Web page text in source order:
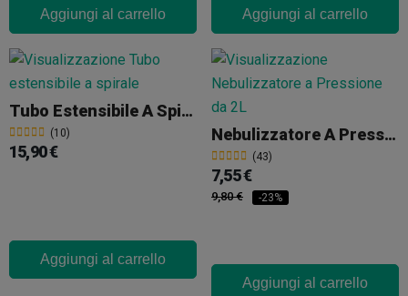
Aggiungi al carrello Aggiungi al carrello
Tubo Estensibile A Spirale
(10)
15,90 €
Aggiungi al carrello
Nebulizzatore A Pressione Da 2L
(43)
7,55 €
9,80 € -23%
Aggiungi al carrello